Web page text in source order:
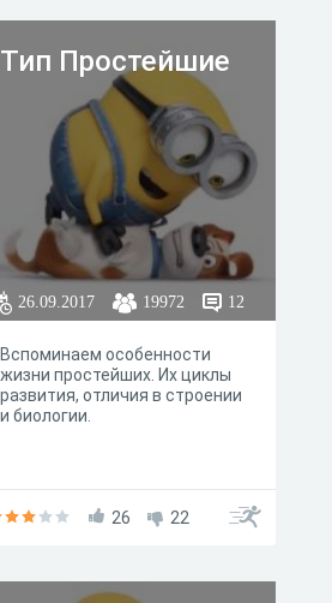
Тип Простейшие
26.09.2017 19972 12
Вспоминаем особенности
жизни простейших. Их циклы
развития, отличия в строении
и биологии.
26 22